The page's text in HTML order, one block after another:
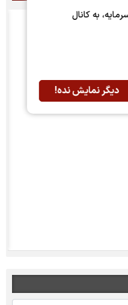
به کانال
دیگر نمایش نده!